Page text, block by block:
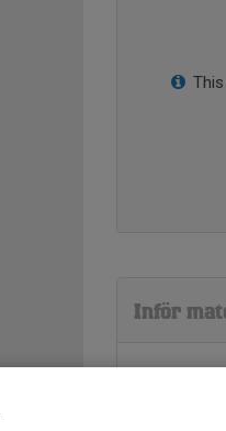
Inför